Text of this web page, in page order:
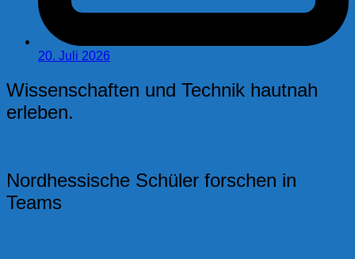
20. Juli 2026
Wissenschaften und Technik hautnah
erleben.
Nordhessische Schüler forschen in
Teams